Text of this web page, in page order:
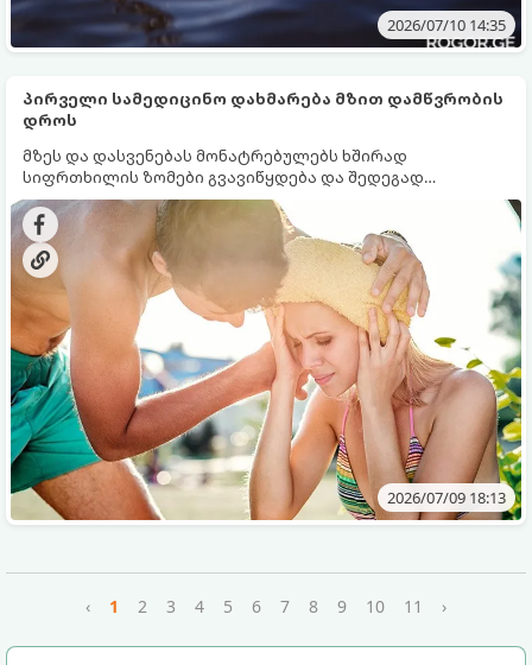
2026/07/10 14:35
პირველი სამედიცინო დახმარება მზით დამწვრობის
დროს
მზეს და დასვენებას მონატრებულებს ხშირად
სიფრთხილის ზომები გვავიწყდება და შედეგად
შეიძლება გადახურება, ე.წ. მზის დაკვრა ან მზით
დამწვრობა მივიღოთ.
2026/07/09 18:13
‹ 1 2 3 4 5 6 7 8 9 10 11 ›